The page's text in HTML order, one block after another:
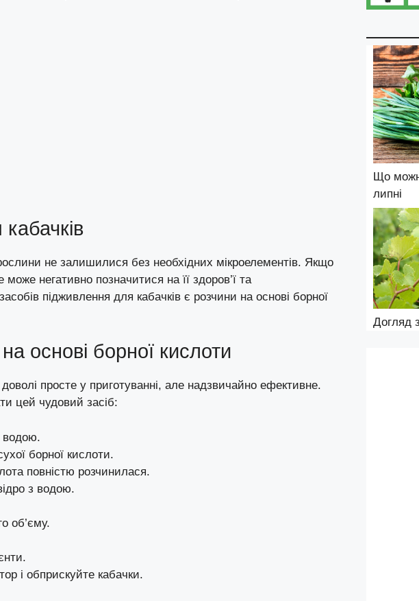
не залишилися без необхідних мікроелементів. Якщо
негативно позначитися на її здоров’ї та
підживлення для кабачків є розчини на основі борної
основі борної кислоти
просте у приготуванні, але надзвичайно ефективне.
цей чудовий засіб:
водою.
борної кислоти.
повністю розчинилася.
з водою.
об’єму.
і обприскуйте кабачки.
Що
липні
Догляд